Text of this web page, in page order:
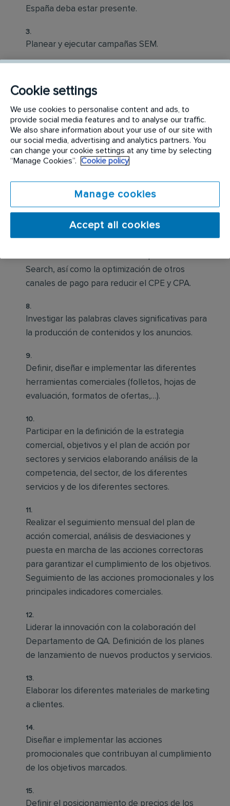
España deba estar presente.
Planear y ejecutar campañas SEM.
permitan obtener el máximo ROI en las
campañas de anuncios de pago.
Realizar el seguimiento y análisis de la analítica
del sitio y cómo se vincula con el SEM.
Asegurarse de que las acciones de publicidad y
marketing online estén bien planificadas y
ofrezcan resultados satisfactorios.
Search, así como la optimización de otros
canales de pago para reducir el CPE y CPA.
Investigar las palabras claves significativas para
la producción de contenidos y los anuncios.
Definir, diseñar e implementar las diferentes
herramientas comerciales (folletos, hojas de
evaluación, formatos de ofertas,…).
Participar en la definición de la estrategia
comercial, objetivos y el plan de acción por
sectores y servicios elaborando análisis de la
competencia, del sector, de los diferentes
servicios y de los diferentes sectores.
Realizar el seguimiento mensual del plan de
acción comercial, análisis de desviaciones y
puesta en marcha de las acciones correctoras
para garantizar el cumplimiento de los objetivos.
Seguimiento de las acciones promocionales y los
principales indicadores comerciales.
Liderar la innovación con la colaboración del
Departamento de QA. Definición de los planes
de lanzamiento de nuevos productos y servicios.
Elaborar los diferentes materiales de marketing
a clientes.
Diseñar e implementar las acciones
promocionales que contribuyan al cumplimiento
de los objetivos marcados.
Definir el posicionamiento de precios de los
Cookie settings
We use cookies to personalise content and ads, to
provide social media features and to analyse our traffic.
We also share information about your use of our site with
our social media, advertising and analytics partners. You
can change your cookie settings at any time by selecting
“Manage Cookies”.
Cookie policy
Manage cookies
Accept all cookies